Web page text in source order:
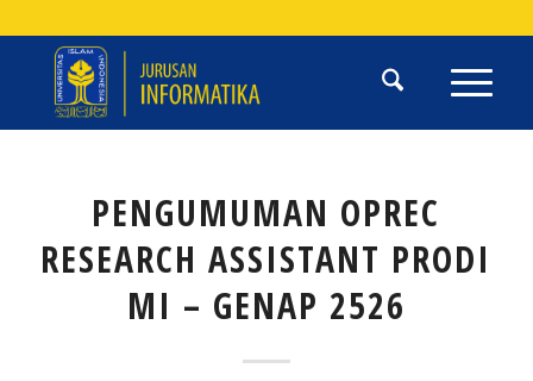
PENGUMUMAN OPREC
RESEARCH ASSISTANT PRODI
MI – GENAP 2526